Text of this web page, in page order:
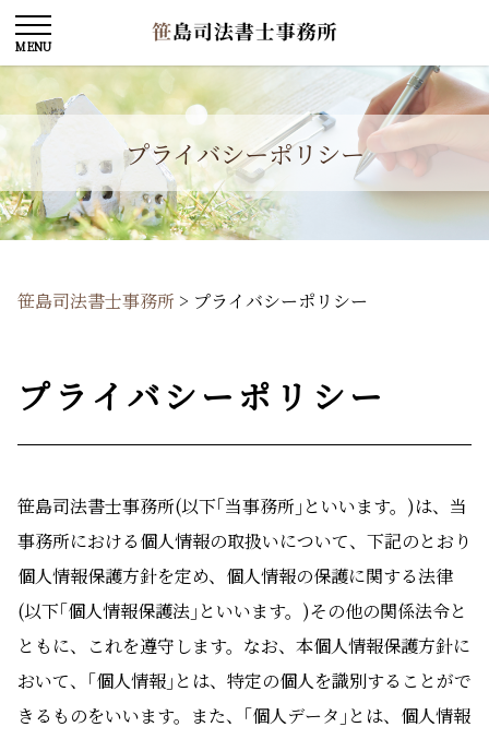
プライバシーポリシー
笹島司法書士事務所 > プライバシーポリシー
プライバシーポリシー
笹島司法書士事務所(以下｢当事務所｣といいます。)は、当
事務所における個人情報の取扱いについて、下記のとおり
個人情報保護方針を定め、個人情報の保護に関する法律
(以下｢個人情報保護法｣といいます。)その他の関係法令と
ともに、これを遵守します。なお、本個人情報保護方針に
おいて、｢個人情報｣とは、特定の個人を識別することがで
きるものをいいます。また、｢個人データ｣とは、個人情報